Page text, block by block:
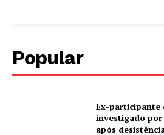
Popular
Ex-participante
investigado
após